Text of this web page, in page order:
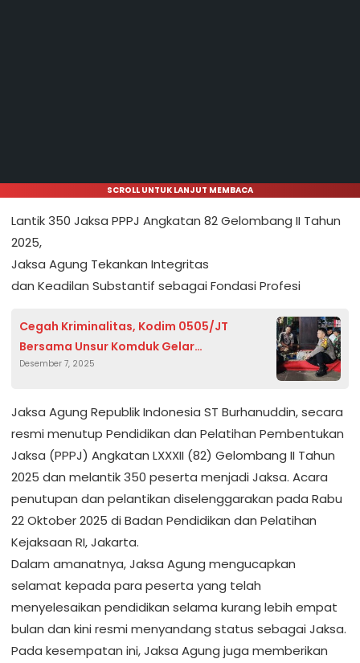
SCROLL UNTUK LANJUT MEMBACA
Lantik 350 Jaksa PPPJ Angkatan 82 Gelombang II Tahun
2025,
Jaksa Agung Tekankan Integritas
dan Keadilan Substantif sebagai Fondasi Profesi
Cegah Kriminalitas, Kodim 0505/JT
Bersama Unsur Komduk Gelar
Patroli/Siskamling Keliling di Pasar Rebo.
Desember 7, 2025
Jaksa Agung Republik Indonesia ST Burhanuddin, secara
resmi menutup Pendidikan dan Pelatihan Pembentukan
Jaksa (PPPJ) Angkatan LXXXII (82) Gelombang II Tahun
2025 dan melantik 350 peserta menjadi Jaksa. Acara
penutupan dan pelantikan diselenggarakan pada Rabu
22 Oktober 2025 di Badan Pendidikan dan Pelatihan
Kejaksaan RI, Jakarta.
Dalam amanatnya, Jaksa Agung mengucapkan
selamat kepada para peserta yang telah
menyelesaikan pendidikan selama kurang lebih empat
bulan dan kini resmi menyandang status sebagai Jaksa.
Pada kesempatan ini, Jaksa Agung juga memberikan